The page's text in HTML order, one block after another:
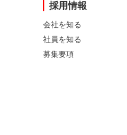
採用情報
会社を知る
社員を知る
募集要項